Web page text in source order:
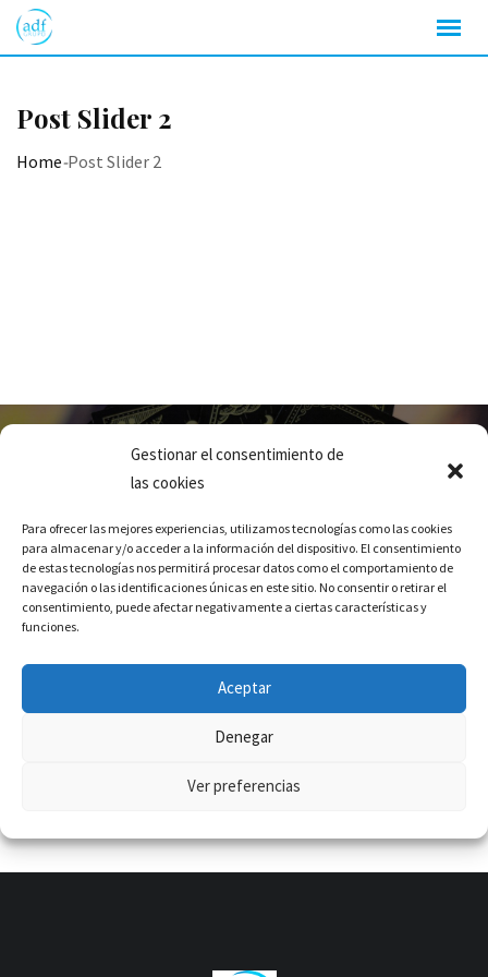
Gestionar el consentimiento de
las cookies
Para ofrecer las mejores experiencias, utilizamos tecnologías como las cookies
para almacenar y/o acceder a la información del dispositivo. El consentimiento
de estas tecnologías nos permitirá procesar datos como el comportamiento de
navegación o las identificaciones únicas en este sitio. No consentir o retirar el
consentimiento, puede afectar negativamente a ciertas características y
funciones.
Aceptar
Denegar
Ver preferencias
Post Slider 2
Home-Post Slider 2
LOS ASTROS NO TIENEN
PIEDAD:
¡Buenasss buenasssssssssssss!!! Que por finnnn es
viernessssssss y el cuerpassso lo sabe, ¿eh? Ains. Sí. Lo sé.
Esperaban este #postdelosjuernes